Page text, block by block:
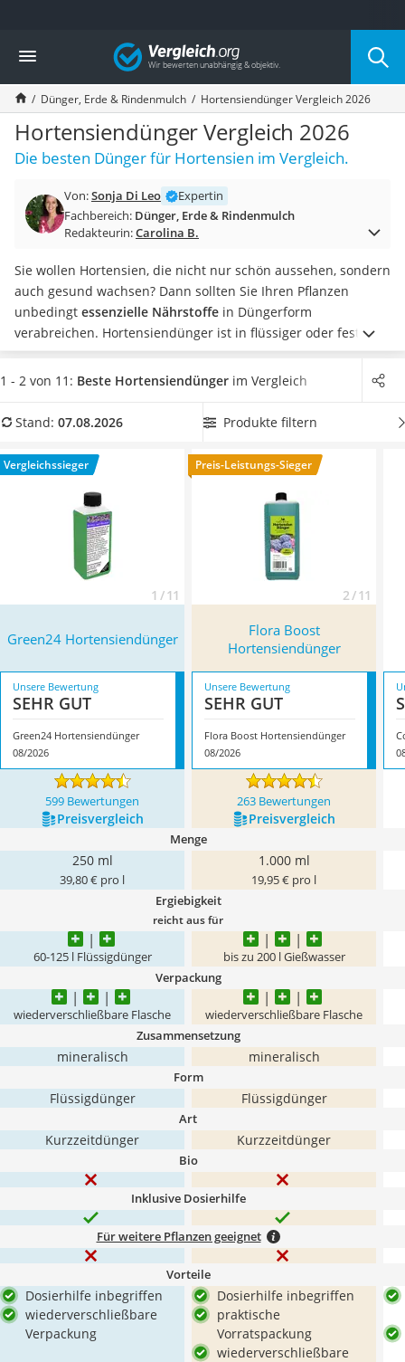
Die beliebtesten Vergleiche nach Kategorie
Baumarkt
Tresor feuerfest
Makita-Akku-Rasenmäher
Kappsäge
Smartes Türschloss
Akku-Rasentrimmer
Split-Klimaanlage 2 Innengeräte
Pelletofen
Tiefbrunnenpumpe
Fliesenschneider
Hochdruckreiniger
Doppelschleifer
Überwachungskamera
Benzinrasenmäher mit Elektrostart
Löschdecke
Winterharte Palmen
Gasdurchlauferhitzer
Vergleich
Dünger, Erde & Rindenmulch Hortensiendünger Vergleich 2026
Hortensiendünger Vergleich 2026
Die besten Dünger für Hortensien im Vergleich.
Von:Sonja Di Leo
Expertin
Fachbereich: Dünger, Erde & Rindenmulch
Redakteurin:Carolina B.
Sie wollen Hortensien, die nicht nur schön aussehen, sondern
auch gesund wachsen? Dann sollten Sie Ihren Pflanzen
unbedingt essenzielle Nährstoffe in Düngerform
verabreichen. Hortensiendünger ist in flüssiger oder fester
Form erhältlich. Flüssiger Dünger wird in der Flasche, fester
Dünger entweder als Pulver oder Granulat bzw.
Hortensiendünger als
Kurzeit- oder Langzeitdünger aus
damit schnell ein verbessertes Wachstum. Überzeugt hat uns
hier im August 2026 besonders das ModellGreen24
Hortensiendünger
mit seinen Eigenschaften.
1 - 2 von 11: Beste Hortensiendünger im Vergleich
Stand: 07.08.2026 Produkte filtern
Vergleichssieger
1 / 11
Preis-Leistungs-Sieger
2 / 11
Green24 Hortensiendünger
Flora Boost
Hortensiendünger
Unsere Bewertung
SEHR GUT
Green24 Hortensiendünger
08/2026
Unsere Bewertung
SEHR GUT
Flora Boost Hortensiendünger
08/2026
599 Bewertungen 263 Bewertungen
Preis­vergleich Preis­vergleich
Menge
250 ml
39,80 € pro l
1.000 ml
19,95 € pro l
Ergiebigkeit
reicht aus für
60-125 l Flüssigdünger bis zu 200 l Gießwasser
Verpackung
wiederverschließbare Flasche wiederverschließbare Flasche
Zusammensetzung
mineralisch mineralisch
Form
Flüssigdünger Flüssigdünger
Art
Kurzzeitdünger Kurzzeitdünger
Bio
Inklusive Dosierhilfe
Für weitere Pflanzen geeignet
Vorteile
Dosierhilfe inbegriffen
wiederverschließbare
Verpackung
Dosierhilfe inbegriffen
praktische
Vorratspackung
wiederverschließbare